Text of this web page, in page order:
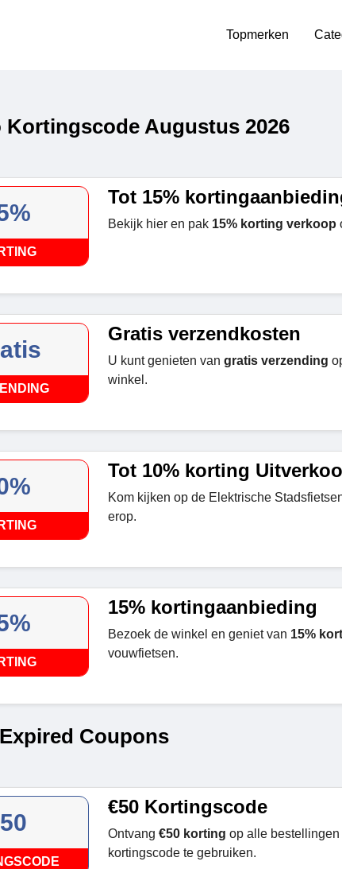
Topmerken
Kortingscode Augustus 2026
Tot 15%
Bekijk hier en pak 15% korting verkoop
Gratis verzendkosten
U kunt genieten van gratis verzending
winkel.
Tot 10% korting
Kom kijken op de Elektrische
erop.
15% kortingaanbieding
Bezoek de winkel en geniet van 15%
vouwfietsen.
Coupons
€50 Kortingscode
Ontvang €50 korting op alle bestellingen
kortingscode te gebruiken.